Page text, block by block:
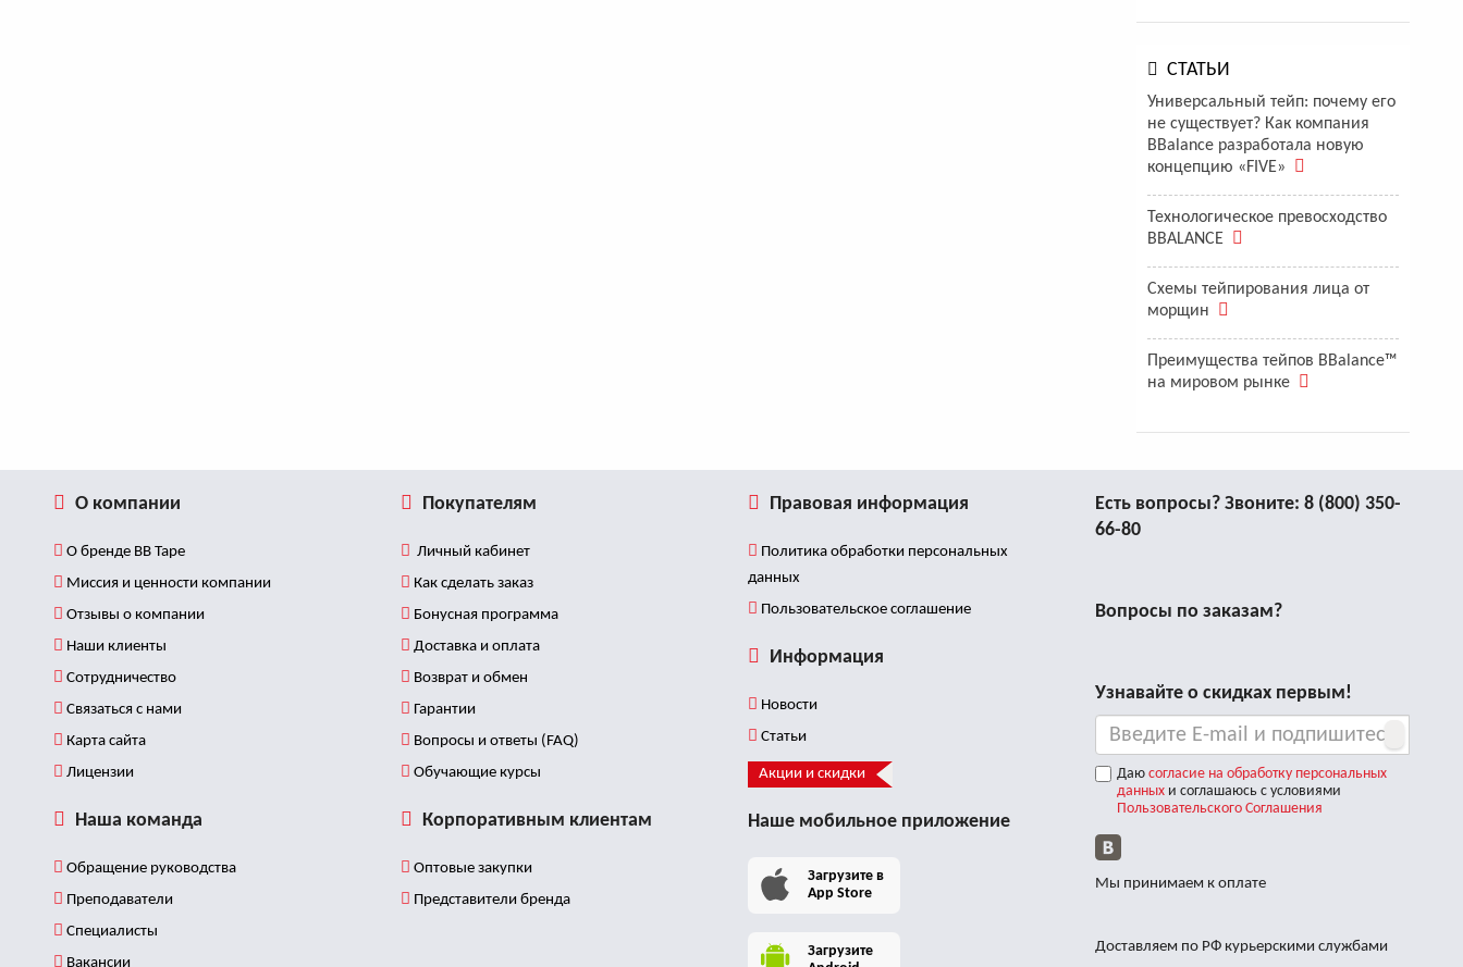
СТАТЬИ
Универсальный тейп: почему его
не существует? Как компания
BBalance разработала новую
концепцию «FIVE»
Технологическое превосходство
BBALANCE
Схемы тейпирования лица от
морщин
Преимущества тейпов BBalance™
на мировом рынке
О компании
О бренде BB Tape
Миссия и ценности компании
Отзывы о компании
Наши клиенты
Сотрудничество
Связаться с нами
Карта сайта
Лицензии
Наша команда
Обращение руководства
Преподаватели
Специалисты
Вакансии
Покупателям
Личный кабинет
Как сделать заказ
Бонусная программа
Доставка и оплата
Возврат и обмен
Гарантии
Вопросы и ответы (FAQ)
Обучающие курсы
Корпоративным клиентам
Оптовые закупки
Представители бренда
Правовая информация
Политика обработки персональных
данных
Пользовательское соглашение
Информация
Новости
Статьи
Акции и скидки
Наше мобильное приложение
Загрузите в
App Store
Загрузите
Есть вопросы? Звоните:8 (800) 350-
66-80
Вопросы по заказам?
Узнавайте о скидках первым!
Даюсогласие на обработку персональных
данных и соглашаюсь с условиями
Пользовательского Соглашения
Мы принимаем к оплате
Доставляем по РФ курьерскими службами